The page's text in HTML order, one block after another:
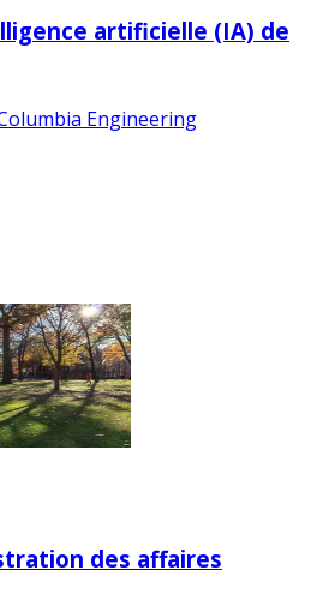
artificielle (IA) de
Engineering
des affaires